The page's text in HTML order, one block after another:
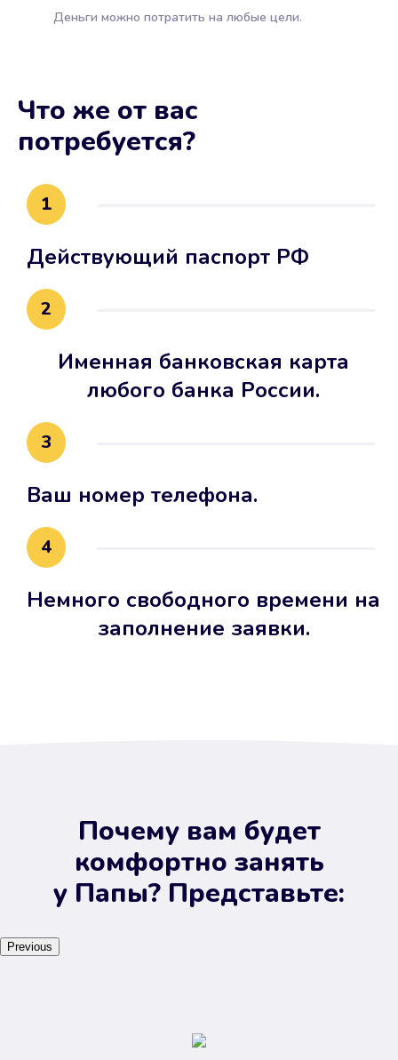
Деньги можно потратить на любые цели.
Что же от вас
потребуется?
1
Действующий паспорт РФ
2
Именная банковская карта
любого банка России.
3
Ваш номер телефона.
4
Немного свободного времени на
заполнение заявки.
Почему вам будет
комфортно занять
у Папы? Представьте:
Previous